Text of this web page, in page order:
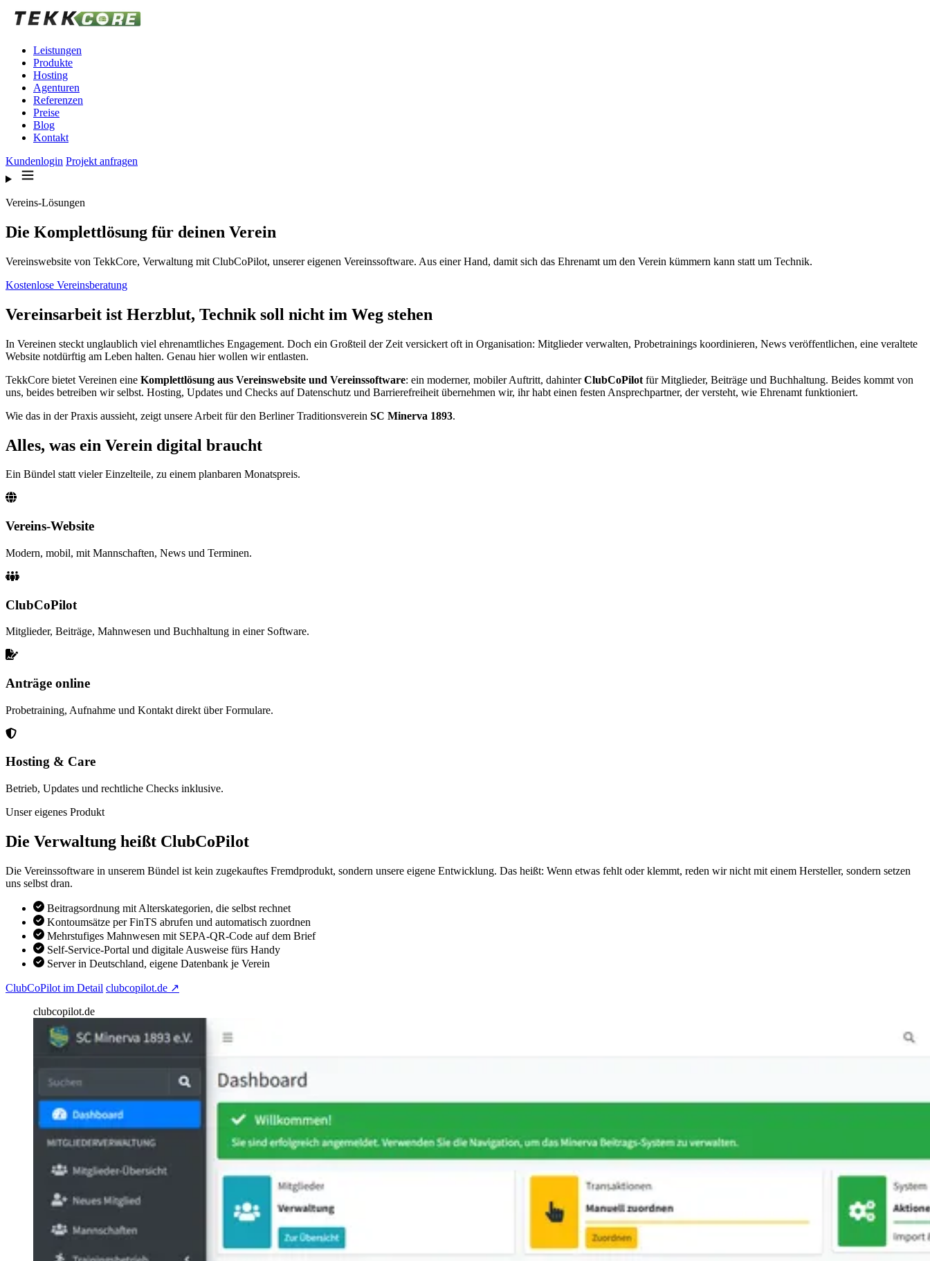
Zum Inhalt springen
Leistungen
Produkte
Hosting
Agenturen
Referenzen
Preise
Blog
Kontakt
Kundenlogin Projekt anfragen
Vereins-Lösungen
Die Komplettlösung für deinen Verein
Vereinswebsite von TekkCore, Verwaltung mit ClubCoPilot, unserer eigenen Vereinssoftware. Aus einer Hand, damit sich das Ehrenamt um den Verein kümmern kann statt um Technik.
Kostenlose Vereinsberatung
Vereinsarbeit ist Herzblut, Technik soll nicht im Weg stehen
In Vereinen steckt unglaublich viel ehrenamtliches Engagement. Doch ein Großteil der Zeit versickert oft in Organisation: Mitglieder verwalten, Probetrainings koordinieren, News veröffentlichen, eine veraltete
Website notdürftig am Leben halten. Genau hier wollen wir entlasten.
TekkCore bietet Vereinen eine Komplettlösung aus Vereinswebsite und Vereinssoftware: ein moderner, mobiler Auftritt, dahinterClubCoPilot für Mitglieder, Beiträge und Buchhaltung. Beides kommt von
uns, beides betreiben wir selbst. Hosting, Updates und Checks auf Datenschutz und Barrierefreiheit übernehmen wir, ihr habt einen festen Ansprechpartner, der versteht, wie Ehrenamt funktioniert.
Wie das in der Praxis aussieht, zeigt unsere Arbeit für den Berliner Traditionsverein SC Minerva 1893.
Alles, was ein Verein digital braucht
Ein Bündel statt vieler Einzelteile, zu einem planbaren Monatspreis.
Vereins-Website
Modern, mobil, mit Mannschaften, News und Terminen.
ClubCoPilot
Mitglieder, Beiträge, Mahnwesen und Buchhaltung in einer Software.
Anträge online
Probetraining, Aufnahme und Kontakt direkt über Formulare.
Hosting & Care
Betrieb, Updates und rechtliche Checks inklusive.
Unser eigenes Produkt
Die Verwaltung heißt ClubCoPilot
Die Vereinssoftware in unserem Bündel ist kein zugekauftes Fremdprodukt, sondern unsere eigene Entwicklung. Das heißt: Wenn etwas fehlt oder klemmt, reden wir nicht mit einem Hersteller, sondern setzen
uns selbst dran.
Beitragsordnung mit Alterskategorien, die selbst rechnet
Kontoumsätze per FinTS abrufen und automatisch zuordnen
Mehrstufiges Mahnwesen mit SEPA-QR-Code auf dem Brief
Self-Service-Portal und digitale Ausweise fürs Handy
Server in Deutschland, eigene Datenbank je Verein
ClubCoPilot im Detail clubcopilot.de ↗
clubcopilot.de